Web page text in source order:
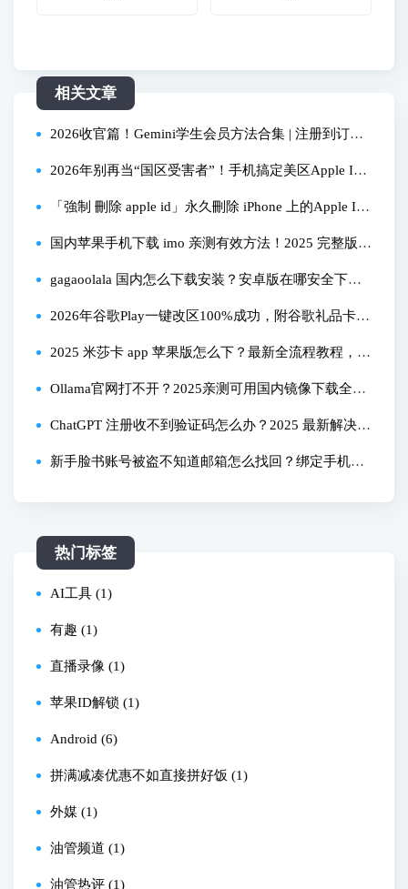
相关文章
2026收官篇！Gemini学生会员方法合集 | 注册到订阅
全流程演示与总结 | 解决资格账号、学生认证、绑
卡、养号等核心问题
2026年别再当“国区受害者”！手机搞定美区Apple I
D，从注册到畅玩App一篇通！
「強制 刪除 apple id」永久刪除 iPhone 上的Apple I
D，忘記密碼也可以！
国内苹果手机下载 imo 亲测有效方法！2025 完整版教
程
gagaoolala 国内怎么下载安装？安卓版在哪安全下
载？
2026年谷歌Play一键改区100%成功，附谷歌礼品卡最
强平替方案，Bingocard虚拟卡推荐，一键订阅ChatGP
T/Netflix奈飞/Grok等主流平台
2025 米莎卡 app 苹果版怎么下？最新全流程教程，亲
测有效！
Ollama官网打不开？2025亲测可用国内镜像下载全流
程（附安装验证）
ChatGPT 注册收不到验证码怎么办？2025 最新解决教
程看这里？
新手脸书账号被盗不知道邮箱怎么找回？绑定手机号
热门标签
AI工具 (1)
有趣 (1)
直播录像 (1)
苹果ID解锁 (1)
Android (6)
拼满减凑优惠不如直接拼好饭 (1)
外媒 (1)
油管频道 (1)
油管热评 (1)